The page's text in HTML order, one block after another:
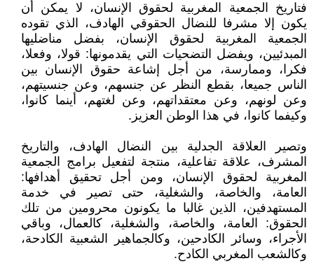
فتاريخ الجمعية المغربية لحقوق الإنسان، لا يمكن أن
يكون إلا مشرفا للنضال الحقوقي الهادف، الذي تقوده
الجمعية المغربية لحقوق الإنسان، بفضل مناضليها
المبدئيين، ويفضل التضحيات التي يقدمونها: قولا، وفعلا،
فكرا، وممارسة، من أجل إشاعة حقوق الإنسان بين
الناس جميعا، بقطع النظر عن جنسهم، وعن جنسيتهم،
وعن لونهم، وعن معتقداتهم، وعن لغتهم، أينما كانوا،
وكيفما كانوا، في هذا الوطن العزيز.
وتصير العلاقة الجدلية بين النضال الهادف، والتاريخ
المشرف، علاقة تفاعلية، منتجة لتفعيل برامج الجمعية
المغربية لحقوق الإنسان، ومن أجل تحقيق أهدافها:
العامة، والخاصة، والشغلية، حتى تصير في خدمة
المستهدفين، الذين غالبا ما يكونون محرومين من تلك
الحقوق: العامة، والخاصة، والشغلية، كالعمال، وباقي
الأجراء، وسائر الكادحين، وكالجماهير الشعبية الكادحة،
وكالشعب المغربي الكادح.